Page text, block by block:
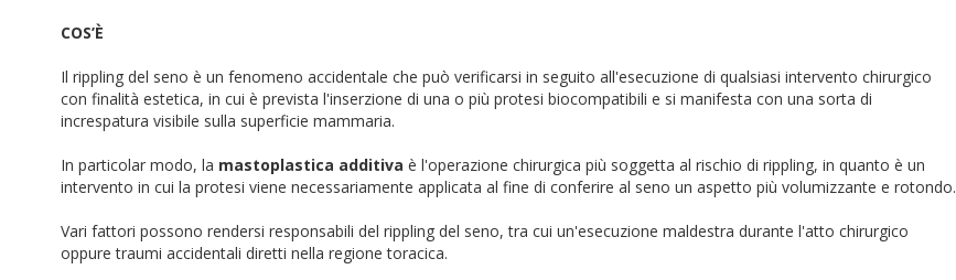
COS’È
Il rippling del seno è un fenomeno accidentale che può verificarsi in seguito all'esecuzione di qualsiasi intervento chirurgico
con finalità estetica, in cui è prevista l'inserzione di una o più protesi biocompatibili e si manifesta con una sorta di
increspatura visibile sulla superficie mammaria.
In particolar modo, la mastoplastica additiva è l'operazione chirurgica più soggetta al rischio di rippling, in quanto è un
intervento in cui la protesi viene necessariamente applicata al fine di conferire al seno un aspetto più volumizzante e rotondo.
Vari fattori possono rendersi responsabili del rippling del seno, tra cui un'esecuzione maldestra durante l'atto chirurgico
oppure traumi accidentali diretti nella regione toracica.